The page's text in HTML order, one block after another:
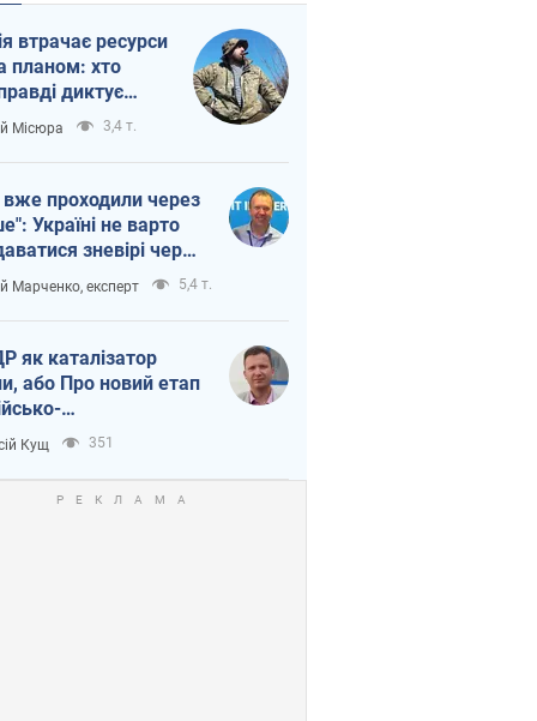
втрачає ресурси
планом: хто
диктує
війни
Місюра 3,4 т.
проходили через
Україні не варто
зневірі через
терор
Марченко, експерт 5,4 т.
як каталізатор
або Про новий етап
Кущ 351